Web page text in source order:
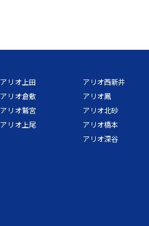
アリオ上田
アリオ倉敷
アリオ鷲宮
アリオ上尾
アリオ西新井
アリオ鳳
アリオ北砂
アリオ橋本
アリオ深谷